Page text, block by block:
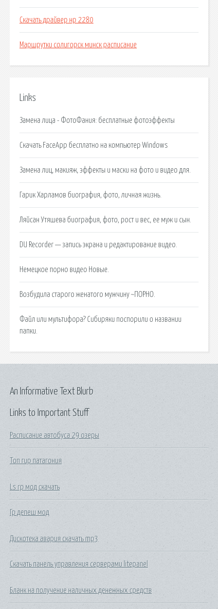
Скачать драйвер нр 2280
Маршрутки солигорск минск расписание
Links
Замена лица - ФотоФания: бесплатные фотоэффекты
Скачать FaceApp бесплатно на компьютер Windows
Замена лиц, макияж, эффекты и маски на фото и видео для.
Гарик Харламов биография, фото, личная жизнь.
Ляйсан Утяшева биография, фото, рост и вес, ее муж и сын.
DU Recorder — запись экрана и редактирование видео.
Немецкое порно видео Новые.
Возбудила старого женатого мужчину ~ПОРНО.
Файл или мультифора? Сибиряки поспорили о названии
папки.
Links to Important Stuff
Расписание автобуса 29 озеры
Топ гир патагония
Ls rp мод скачать
Гр депеш мод
Дискотека авария скачать mp3
Скачать панель управления серверами litepanel
Бланк на получение наличных денежных средств
An Informative Text Blurb